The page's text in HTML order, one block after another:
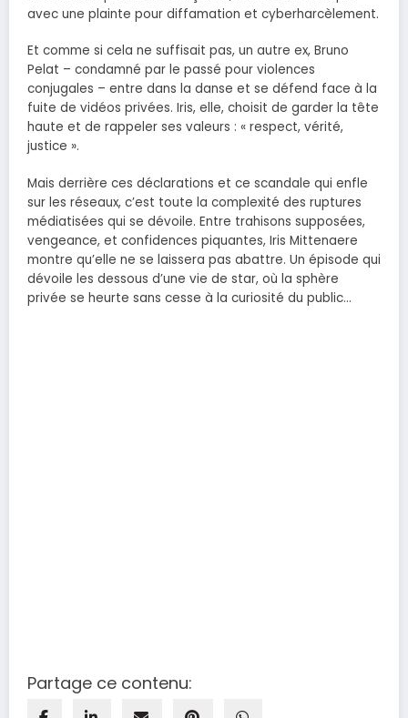
avec une plainte pour diffamation et cyberharcèlement.
Et comme si cela ne suffisait pas, un autre ex, Bruno
Pelat – condamné par le passé pour violences
conjugales – entre dans la danse et se défend face à la
fuite de vidéos privées. Iris, elle, choisit de garder la tête
haute et de rappeler ses valeurs : « respect, vérité,
justice ».
Mais derrière ces déclarations et ce scandale qui enfle
sur les réseaux, c’est toute la complexité des ruptures
médiatisées qui se dévoile. Entre trahisons supposées,
vengeance, et confidences piquantes, Iris Mittenaere
montre qu’elle ne se laissera pas abattre. Un épisode qui
dévoile les dessous d’une vie de star, où la sphère
privée se heurte sans cesse à la curiosité du public…
Partage ce contenu: